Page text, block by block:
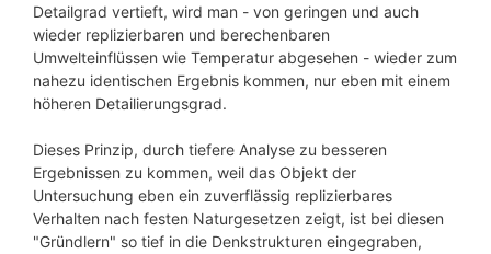
Detailgrad vertieft, wird man - von geringen und auch
wieder replizierbaren und berechenbaren
Umwelteinflüssen wie Temperatur abgesehen - wieder zum
nahezu identischen Ergebnis kommen, nur eben mit einem
höheren Detailierungsgrad.
Dieses Prinzip, durch tiefere Analyse zu besseren
Ergebnissen zu kommen, weil das Objekt der
Untersuchung eben ein zuverflässig replizierbares
Verhalten nach festen Naturgesetzen zeigt, ist bei diesen
"Gründlern" so tief in die Denkstrukturen eingegraben,